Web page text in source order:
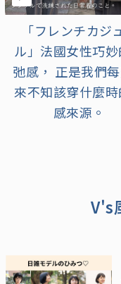
【日本官方】🎄聖
橙色樂章🎶
V's